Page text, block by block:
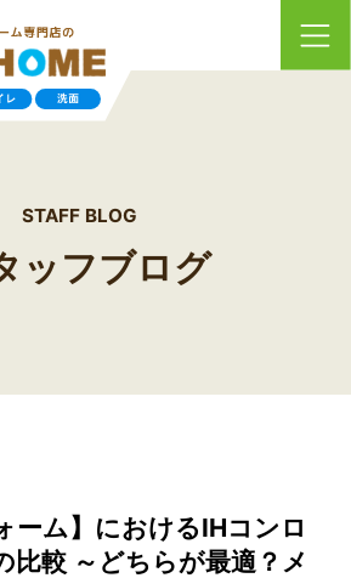
STAFF BLOG
ッフブログ
ーム】におけるIHコンロ
比較 ～どちらが最適？メ